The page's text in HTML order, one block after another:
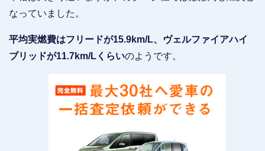
なっていました。
平均実燃費はフリードが15.9km/L、ヴェルファイアハイ
ブリッドが11.7km/Lくらいのようです。